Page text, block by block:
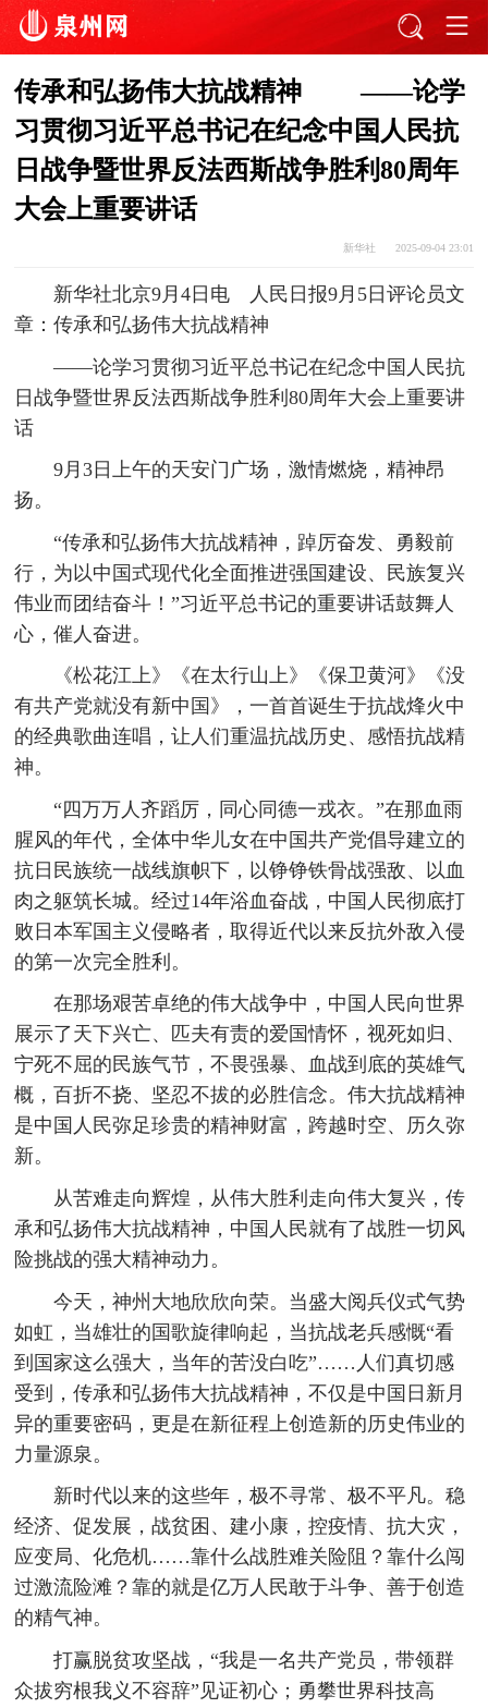
传承和弘扬伟大抗战精神 ——论学
习贯彻习近平总书记在纪念中国人民抗
日战争暨世界反法西斯战争胜利80周年
大会上重要讲话
新华社 2025-09-04 23:01
新华社北京9月4日电 人民日报9月5日评论员文
章：传承和弘扬伟大抗战精神
——论学习贯彻习近平总书记在纪念中国人民抗
日战争暨世界反法西斯战争胜利80周年大会上重要讲
话
9月3日上午的天安门广场，激情燃烧，精神昂
扬。
“传承和弘扬伟大抗战精神，踔厉奋发、勇毅前
行，为以中国式现代化全面推进强国建设、民族复兴
伟业而团结奋斗！”习近平总书记的重要讲话鼓舞人
心，催人奋进。
《松花江上》《在太行山上》《保卫黄河》《没
有共产党就没有新中国》，一首首诞生于抗战烽火中
的经典歌曲连唱，让人们重温抗战历史、感悟抗战精
神。
“四万万人齐蹈厉，同心同德一戎衣。”在那血雨
腥风的年代，全体中华儿女在中国共产党倡导建立的
抗日民族统一战线旗帜下，以铮铮铁骨战强敌、以血
肉之躯筑长城。经过14年浴血奋战，中国人民彻底打
败日本军国主义侵略者，取得近代以来反抗外敌入侵
的第一次完全胜利。
在那场艰苦卓绝的伟大战争中，中国人民向世界
展示了天下兴亡、匹夫有责的爱国情怀，视死如归、
宁死不屈的民族气节，不畏强暴、血战到底的英雄气
概，百折不挠、坚忍不拔的必胜信念。伟大抗战精神
是中国人民弥足珍贵的精神财富，跨越时空、历久弥
新。
从苦难走向辉煌，从伟大胜利走向伟大复兴，传
承和弘扬伟大抗战精神，中国人民就有了战胜一切风
险挑战的强大精神动力。
今天，神州大地欣欣向荣。当盛大阅兵仪式气势
如虹，当雄壮的国歌旋律响起，当抗战老兵感慨“看
到国家这么强大，当年的苦没白吃”……人们真切感
受到，传承和弘扬伟大抗战精神，不仅是中国日新月
异的重要密码，更是在新征程上创造新的历史伟业的
力量源泉。
新时代以来的这些年，极不寻常、极不平凡。稳
经济、促发展，战贫困、建小康，控疫情、抗大灾，
应变局、化危机……靠什么战胜难关险阻？靠什么闯
过激流险滩？靠的就是亿万人民敢于斗争、善于创造
的精气神。
打赢脱贫攻坚战，“我是一名共产党员，带领群
众拔穷根我义不容辞”见证初心；勇攀世界科技高